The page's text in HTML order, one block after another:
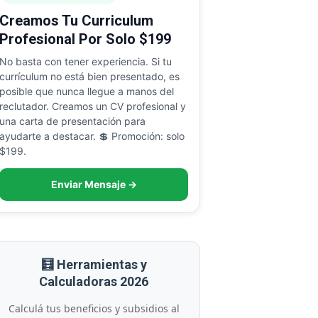
Creamos Tu Curriculum
Profesional Por Solo $199
No basta con tener experiencia. Si tu
currículum no está bien presentado, es
posible que nunca llegue a manos del
reclutador. Creamos un CV profesional y
una carta de presentación para
ayudarte a destacar. 💲 Promoción: solo
$199.
Enviar Mensaje →
🧮 Herramientas y
Calculadoras 2026
Calculá tus beneficios y subsidios al